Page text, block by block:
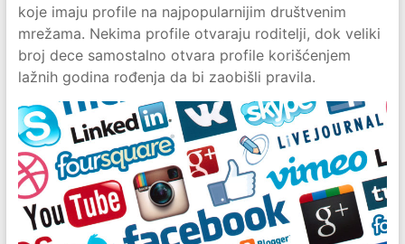
koje imaju profile na najpopularnijim društvenim
mrežama. Nekima profile otvaraju roditelji, dok veliki
broj dece samostalno otvara profile korišćenjem
lažnih godina rođenja da bi zaobišli pravila.